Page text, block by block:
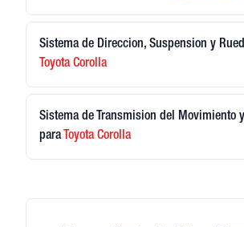
Sistema de Direccion, Suspension y
ToyotaCorolla
Sistema de Transmision del Movimiento
para ToyotaCorolla